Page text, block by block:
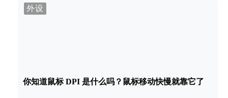
外设
你知道鼠标 DPI 是什么吗？鼠标移动快慢就靠它了